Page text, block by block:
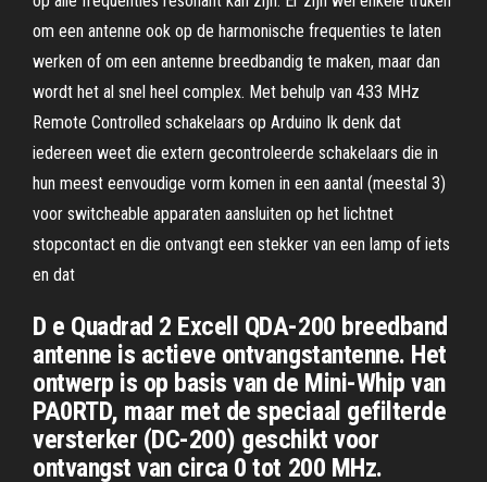
om een antenne ook op de harmonische frequenties te laten
werken of om een antenne breedbandig te maken, maar dan
wordt het al snel heel complex. Met behulp van 433 MHz
Remote Controlled schakelaars op Arduino Ik denk dat
iedereen weet die extern gecontroleerde schakelaars die in
hun meest eenvoudige vorm komen in een aantal (meestal 3)
voor switcheable apparaten aansluiten op het lichtnet
stopcontact en die ontvangt een stekker van een lamp of iets
en dat
D e Quadrad 2 Excell QDA-200 breedband
antenne is actieve ontvangstantenne. Het
ontwerp is op basis van de Mini-Whip van
PA0RTD, maar met de speciaal gefilterde
versterker (DC-200) geschikt voor
ontvangst van circa 0 tot 200 MHz.